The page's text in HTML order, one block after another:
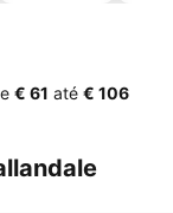
‎€ 61 até ‎€ 106